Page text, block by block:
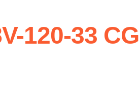
120-33 CG